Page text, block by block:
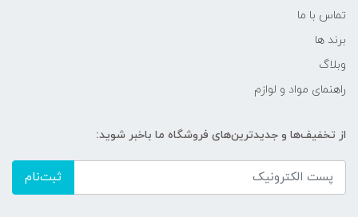
تماس با ما
برند ها
وبلاگ
راهنمای مواد و لوازم
از تخفیف‌ها و جدیدترین‌های فروشگاه ما باخبر شوید:
ثبت‌نام